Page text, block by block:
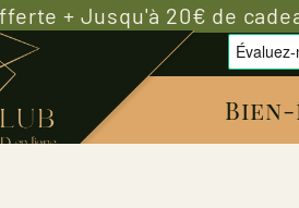
+ Jusqu'à 20€ de